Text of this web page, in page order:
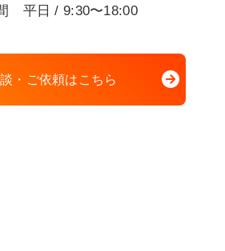
平日 / 9:30〜18:00
・ご依頼はこちら